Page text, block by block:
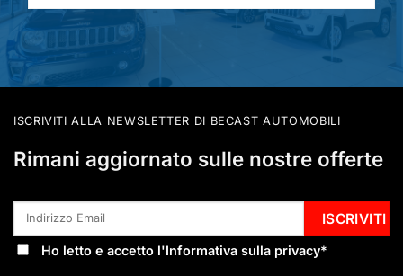
ISCRIVITI ALLA NEWSLETTER DI BECAST AUTOMOBILI
Rimani aggiornato sulle nostre offerte
Ho letto e accetto l'Informativa sulla privacy*